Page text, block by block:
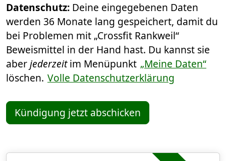
Datenschutz: Deine eingegebenen Daten
werden 36 Monate lang gespeichert, damit du
bei Problemen mit „Crossfit Rankweil“
Beweismittel in der Hand hast. Du kannst sie
aberjederzeitim Menüpunkt „Meine Daten“
löschen. Volle Datenschutzerklärung
Kündigung jetzt abschicken